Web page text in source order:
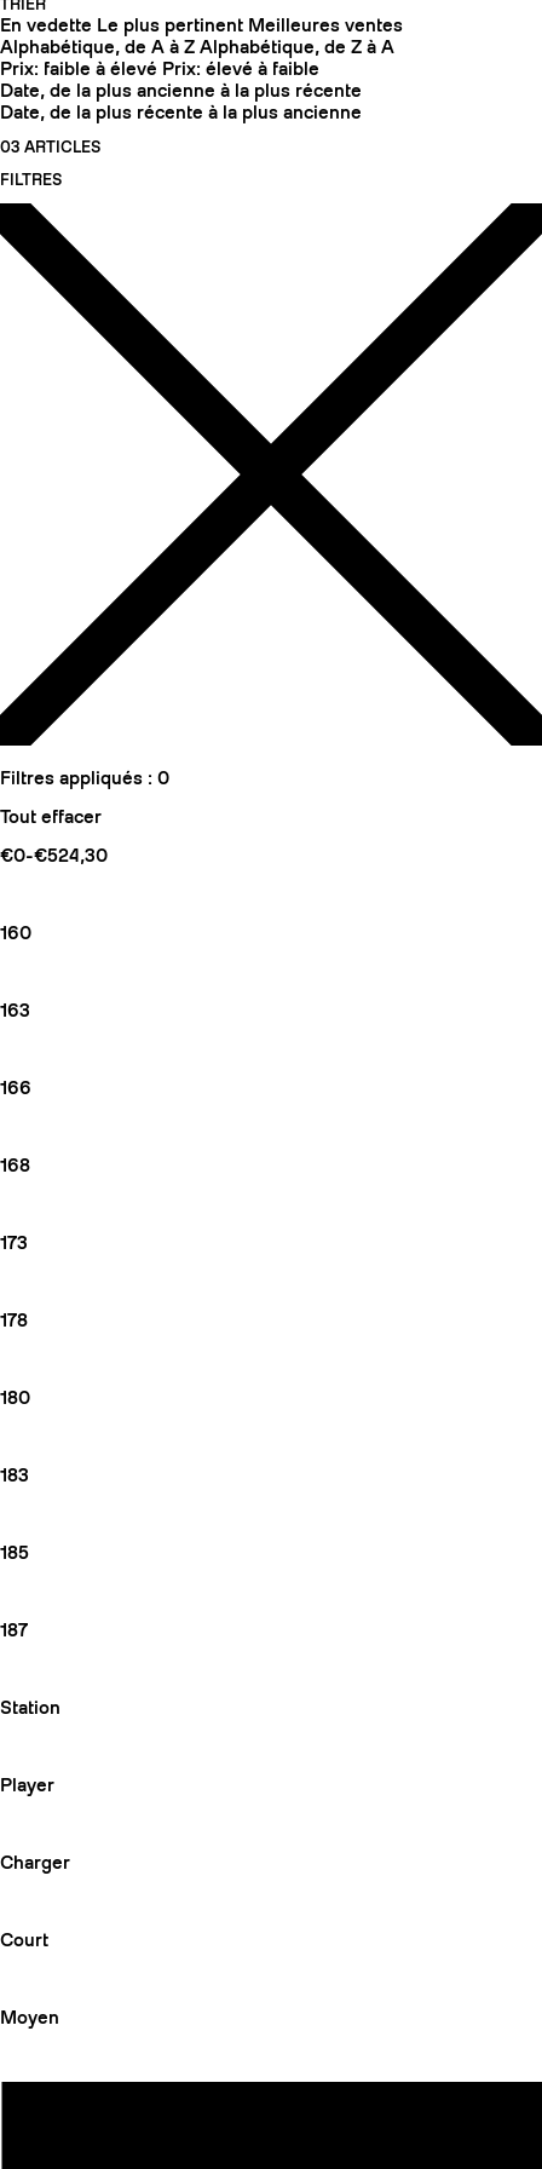
TRIER
En vedette Le plus pertinent Meilleures ventes
Alphabétique, de A à Z Alphabétique, de Z à A
Prix: faible à élevé Prix: élevé à faible
Date, de la plus ancienne à la plus récente
Date, de la plus récente à la plus ancienne
03 ARTICLES
FILTRES
Filtres appliqués : 0
Tout effacer
€0-€524,30
160
163
166
168
173
178
180
183
185
187
Station
Player
Charger
Court
Moyen